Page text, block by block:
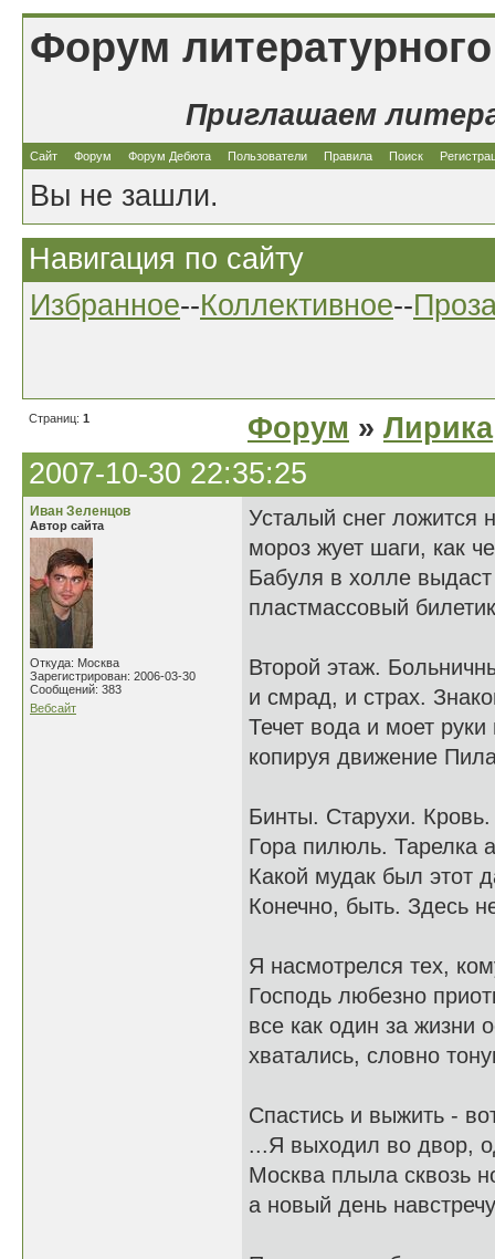
Форум
Приглашаем
Сайт Форум Форум Дебюта Пользователи Правила Поиск
Вы не зашли.
Навигация по сайту
Избранное--Коллективное--
Страниц: 1 Форум » Лирика
2007-10-30 22:35:25
Иван Зеленцов
Автор сайта
Откуда: Москва
Зарегистрирован: 2006-03-30
Сообщений: 383
Вебсайт
Усталый снег ложится
мороз жует шаги, как
Бабуля в холле
пластмассовый
Второй этаж.
и смрад, и страх.
Течет вода и моет руки
копируя движение
Бинты. Старухи.
Гора пилюль. Тарелка
Какой мудак был этот
Конечно, быть. Здесь
Я насмотрелся тех,
Господь любезно
все как один за жизни
хватались, словно
Спастись и выжить -
...Я выходил во двор,
Москва плыла сквозь
а новый день